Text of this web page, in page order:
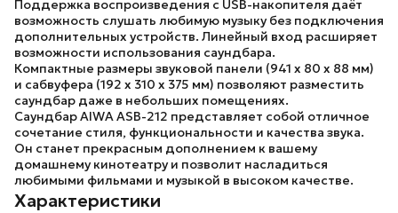
Поддержка воспроизведения с USB-накопителя даёт
возможность слушать любимую музыку без подключения
дополнительных устройств. Линейный вход расширяет
возможности использования саундбара.
Компактные размеры звуковой панели (941 x 80 x 88 мм)
и сабвуфера (192 x 310 x 375 мм) позволяют разместить
саундбар даже в небольших помещениях.
Саундбар AIWA ASB-212 представляет собой отличное
сочетание стиля, функциональности и качества звука.
Он станет прекрасным дополнением к вашему
домашнему кинотеатру и позволит насладиться
любимыми фильмами и музыкой в высоком качестве.
Характеристики